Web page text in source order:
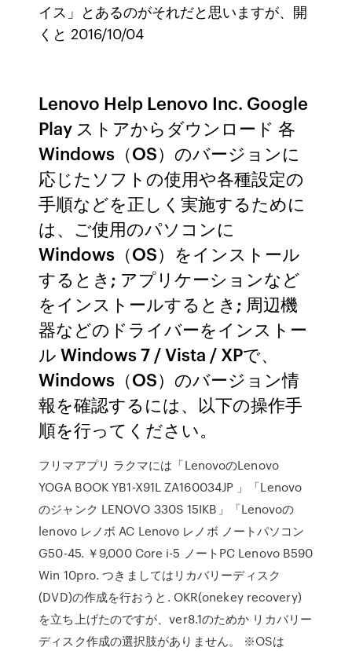
イス」とあるのがそれだと思いますが、開
くと 2016/10/04
Lenovo Help Lenovo Inc. Google
Play ストアからダウンロード 各
Windows（OS）のバージョンに
応じたソフトの使用や各種設定の
手順などを正しく実施するために
は、ご使用のパソコンに
Windows（OS）をインストール
するとき; アプリケーションなど
をインストールするとき; 周辺機
器などのドライバーをインストー
ル Windows 7 / Vista / XPで、
Windows（OS）のバージョン情
報を確認するには、以下の操作手
順を行ってください。
フリマアプリ ラクマには「LenovoのLenovo
YOGA BOOK YB1-X91L ZA160034JP 」「Lenovo
のジャンク LENOVO 330S 15IKB」「Lenovoの
lenovo レノボ AC Lenovo レノボ ノートパソコン
G50-45. ￥9,000 Core i-5 ノートPC Lenovo B590
Win 10pro. つきましてはリカバリーディスク
(DVD)の作成を行おうと. OKR(onekey recovery)
を立ち上げたのですが、ver8.1のためか リカバリー
ディスク作成の選択肢がありません。 ※OSは